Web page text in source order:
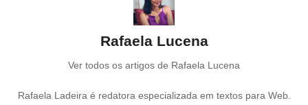
Rafaela Lucena
Ver todos os artigos de Rafaela Lucena
Rafaela Ladeira é redatora especializada em textos para Web.